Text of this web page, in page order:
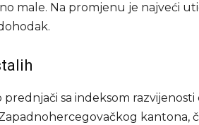
male. Na promjenu je najveći
sa indeksom razvijenosti
kantona,